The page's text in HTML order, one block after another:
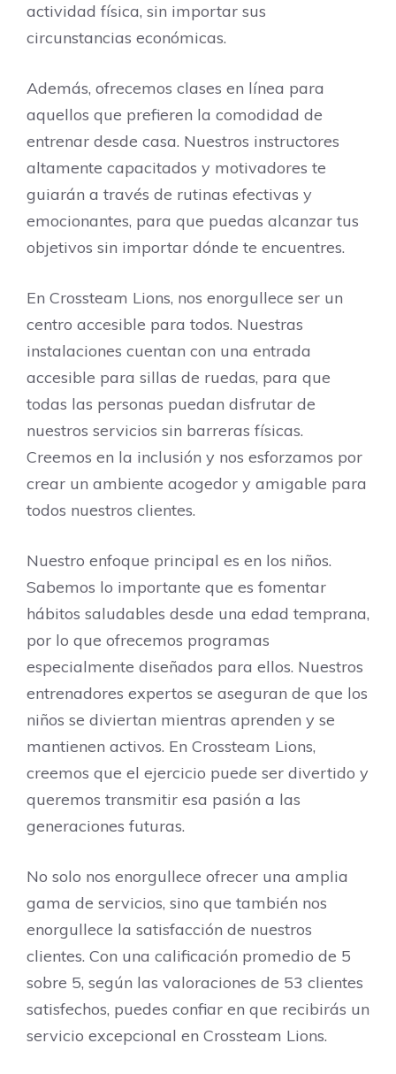
actividad física, sin importar sus
circunstancias económicas.
Además, ofrecemos clases en línea para
aquellos que prefieren la comodidad de
entrenar desde casa. Nuestros instructores
altamente capacitados y motivadores te
guiarán a través de rutinas efectivas y
emocionantes, para que puedas alcanzar tus
objetivos sin importar dónde te encuentres.
En Crossteam Lions, nos enorgullece ser un
centro accesible para todos. Nuestras
instalaciones cuentan con una entrada
accesible para sillas de ruedas, para que
todas las personas puedan disfrutar de
nuestros servicios sin barreras físicas.
Creemos en la inclusión y nos esforzamos por
crear un ambiente acogedor y amigable para
todos nuestros clientes.
Nuestro enfoque principal es en los niños.
Sabemos lo importante que es fomentar
hábitos saludables desde una edad temprana,
por lo que ofrecemos programas
especialmente diseñados para ellos. Nuestros
entrenadores expertos se aseguran de que los
niños se diviertan mientras aprenden y se
mantienen activos. En Crossteam Lions,
creemos que el ejercicio puede ser divertido y
queremos transmitir esa pasión a las
generaciones futuras.
No solo nos enorgullece ofrecer una amplia
gama de servicios, sino que también nos
enorgullece la satisfacción de nuestros
clientes. Con una calificación promedio de 5
sobre 5, según las valoraciones de 53 clientes
satisfechos, puedes confiar en que recibirás un
servicio excepcional en Crossteam Lions.